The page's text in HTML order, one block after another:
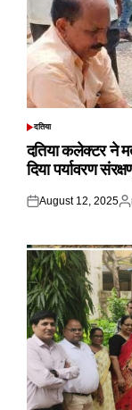
POSTED
दतिया
दतिया कलेक्टर ने
दिया पर्यावरण
Posted
August 12, 2025